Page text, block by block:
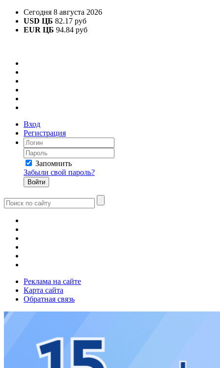
Сегодня 8 августа 2026
USD ЦБ 82.17 руб
EUR ЦБ 94.84 руб
Вход
Регистрация
Запомнить
Забыли свой пароль?
Реклама на сайте
Карта сайта
Обратная связь